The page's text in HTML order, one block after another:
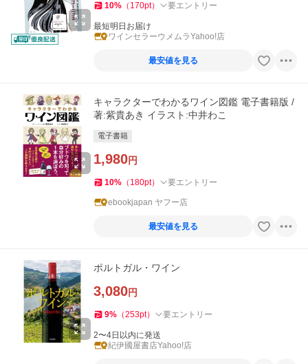
10% （ 170pt） 要エントリー
最短明日お届け
ワインセラーウメムラYahoo!店
最安値を見る
キャラクターでわかるワイン図鑑 電子書籍版 /
著:紫貴あき イラスト:中井わこ
電子書籍
1,980円
10% （ 180pt） 要エントリー
ebookjapan ヤフー店
最安値を見る
ポルトガル・ワイン
3,080円
9% （253pt） 要エントリー
2〜4日以内に発送
紀伊國屋書店Yahoo!店